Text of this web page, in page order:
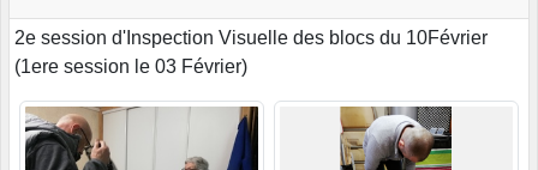
2e session d'Inspection Visuelle des blocs du 10Février
(1ere session le 03 Février)